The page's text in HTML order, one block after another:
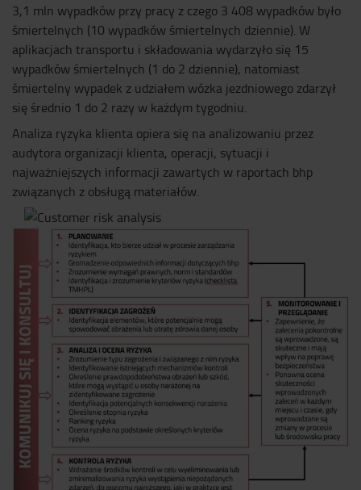
3,1 mln wypadków przy pracy z czego 3 408 wypadków było
śmiertelnych (10 wypadków śmiertelnych dziennie). W
aplikacjach transportu i składowania wydarzyło się 15
wypadków śmiertelnych (1 do 2 dziennie), natomiast
śmiertelny wypadek z udziałem wózka jezdniowego zdarzył
się średnio 1 do 2 razy w każdym tygodniu.
Analiza ryzyka klienta opiera się na analizowaniu przez
audytora organizacji klienta, operacji, sytuacji i
najważniejszych informacji zawartych w raportach bhp
związanych z obsługą materiałów.